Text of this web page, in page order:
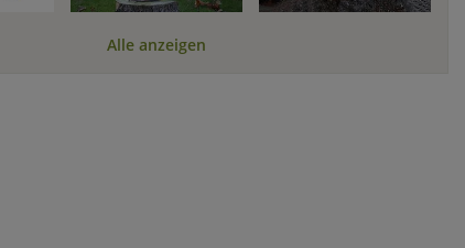
Alle anzeigen